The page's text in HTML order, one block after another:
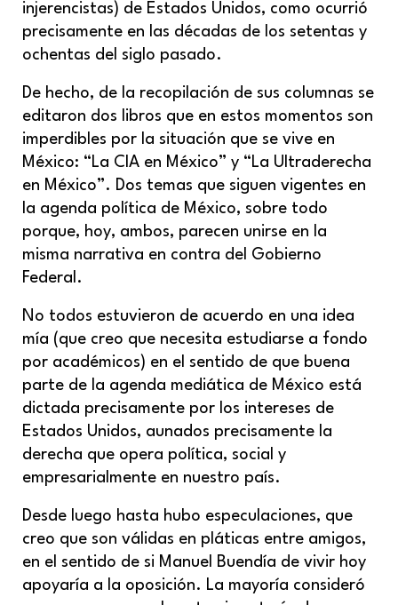
injerencistas) de Estados Unidos, como ocurrió
precisamente en las décadas de los setentas y
ochentas del siglo pasado.
De hecho, de la recopilación de sus columnas se
editaron dos libros que en estos momentos son
imperdibles por la situación que se vive en
México: “La CIA en México” y “La Ultraderecha
en México”. Dos temas que siguen vigentes en
la agenda política de México, sobre todo
porque, hoy, ambos, parecen unirse en la
misma narrativa en contra del Gobierno
Federal.
No todos estuvieron de acuerdo en una idea
mía (que creo que necesita estudiarse a fondo
por académicos) en el sentido de que buena
parte de la agenda mediática de México está
dictada precisamente por los intereses de
Estados Unidos, aunados precisamente la
derecha que opera política, social y
empresarialmente en nuestro país.
Desde luego hasta hubo especulaciones, que
creo que son válidas en pláticas entre amigos,
en el sentido de si Manuel Buendía de vivir hoy
apoyaría a la oposición. La mayoría consideró